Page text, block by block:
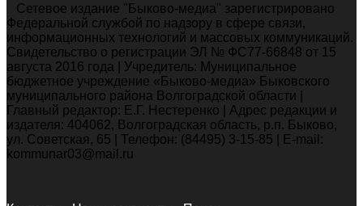
Сетевое издание "Быково-медиа" зарегистрировано
Федеральной службой по надзору в сфере связи,
информационных технологий и массовых коммуникаций.
Свидетельство о регистрации ЭЛ № ФС77-66848 от 15
августа 2016 года | Учредитель: Муниципальное
бюджетное учреждение «Быково-медиа» Быковского
муниципального района Волгоградской области |
Главный редактор: Е.Г. Нестеренко | Адрес редакции и
издателя: 404062, Волгоградская область, р.п. Быково,
ул. Советская, 65 | Телефон: (84495) 3-15-85 | E-mail:
kommunar03@mail.ru